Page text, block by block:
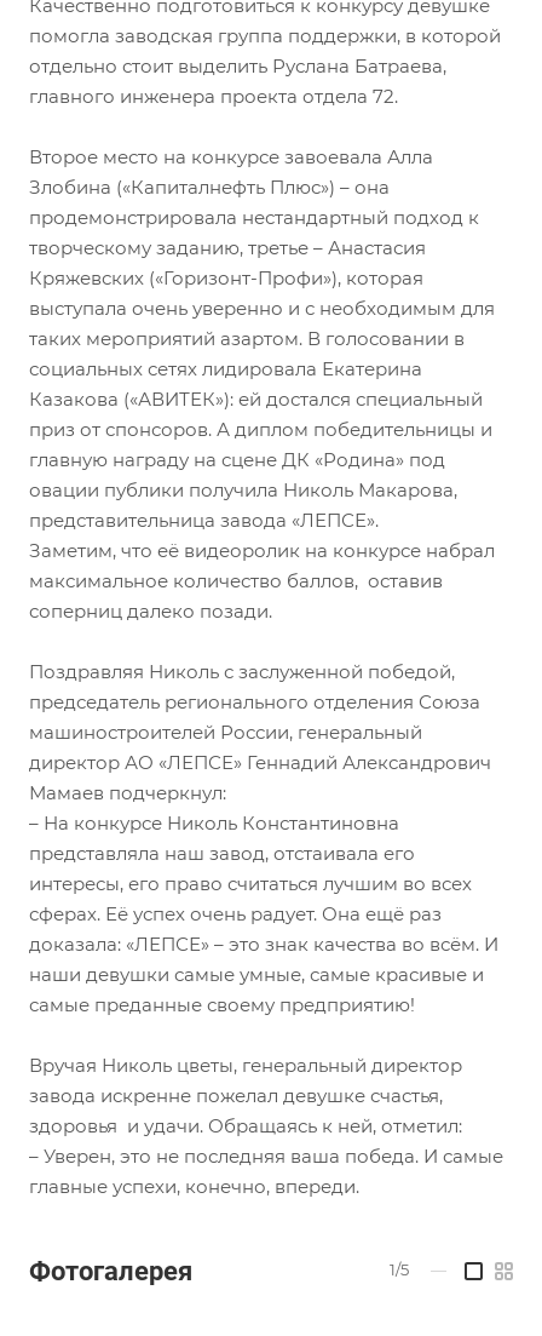
Качественно подготовиться к конкурсу девушке
помогла заводская группа поддержки, в которой
отдельно стоит выделить Руслана Батраева,
главного инженера проекта отдела 72.
Второе место на конкурсе завоевала Алла
Злобина («Капиталнефть Плюс») – она
продемонстрировала нестандартный подход к
творческому заданию, третье – Анастасия
Кряжевских («Горизонт-Профи»), которая
выступала очень уверенно и с необходимым для
таких мероприятий азартом. В голосовании в
социальных сетях лидировала Екатерина
Казакова («АВИТЕК»): ей достался специальный
приз от спонсоров. А диплом победительницы и
главную награду на сцене ДК «Родина» под
овации публики получила Николь Макарова,
представительница завода «ЛЕПСЕ».
Заметим, что её видеоролик на конкурсе набрал
максимальное количество баллов, оставив
соперниц далеко позади.
Поздравляя Николь с заслуженной победой,
председатель регионального отделения Союза
машиностроителей России, генеральный
директор АО «ЛЕПСЕ» Геннадий Александрович
Мамаев подчеркнул:
­– На конкурсе Николь Константиновна
представляла наш завод, отстаивала его
интересы, его право считаться лучшим во всех
сферах. Её успех очень радует. Она ещё раз
доказала: «ЛЕПСЕ» – это знак качества во всём. И
наши девушки самые умные, самые красивые и
самые преданные своему предприятию!
Вручая Николь цветы, генеральный директор
завода искренне пожелал девушке счастья,
здоровья и удачи. Обращаясь к ней, отметил:
– Уверен, это не последняя ваша победа. И самые
главные успехи, конечно, впереди.
Фотогалерея 1/5 —